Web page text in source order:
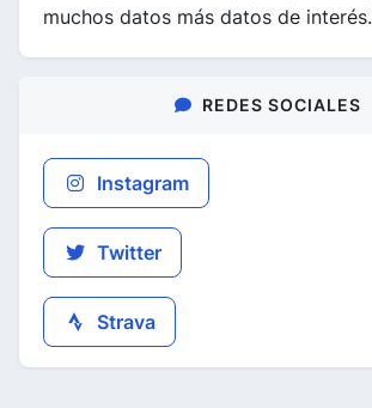
muchos datos más datos de interés.
REDES SOCIALES
Instagram
Twitter
Strava